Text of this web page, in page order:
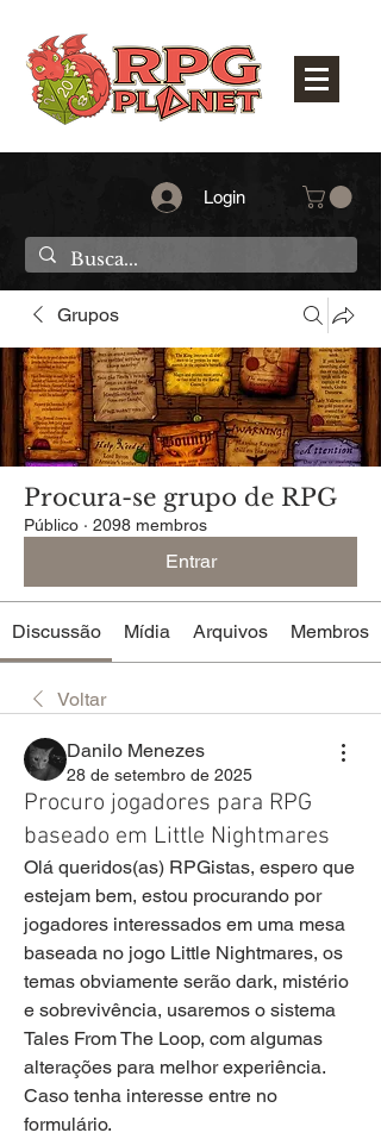
Login
Grupos
Procura-se grupo de RPG
Público · 2098 membros
Entrar
Discussão Mídia Arquivos Membros
Voltar
Danilo Menezes
28 de setembro de 2025
Procuro jogadores para RPG
baseado em Little Nightmares
Olá queridos(as) RPGistas, espero que
estejam bem, estou procurando por
jogadores interessados em uma mesa
baseada no jogo Little Nightmares, os
temas obviamente serão dark, mistério
e sobrevivência, usaremos o sistema
Tales From The Loop, com algumas
alterações para melhor experiência.
Caso tenha interesse entre no
formulário.